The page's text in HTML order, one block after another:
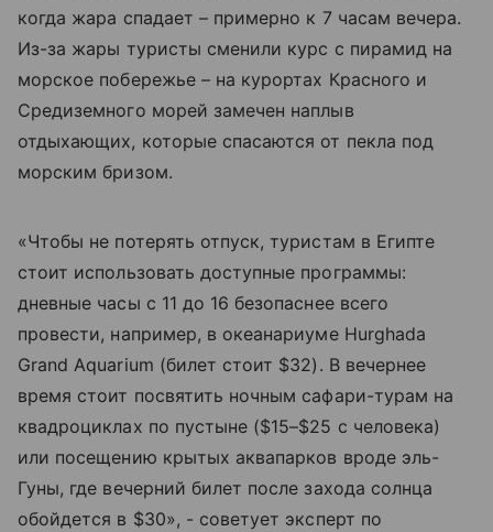
когда жара спадает – примерно к 7 часам вечера.
Из-за жары туристы сменили курс с пирамид на
морское побережье – на курортах Красного и
Средиземного морей замечен наплыв
отдыхающих, которые спасаются от пекла под
морским бризом.
«Чтобы не потерять отпуск, туристам в Египте
стоит использовать доступные программы:
дневные часы с 11 до 16 безопаснее всего
провести, например, в океанариуме Hurghada
Grand Aquarium (билет стоит $32). В вечернее
время стоит посвятить ночным сафари-турам на
квадроциклах по пустыне ($15–$25 с человека)
или посещению крытых аквапарков вроде эль-
Гуны, где вечерний билет после захода солнца
обойдется в $30», - советует эксперт по